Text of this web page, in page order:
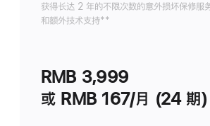
获得长达 2 年的不限次数的意外损坏保修服
和额外技术支持脚
**
RMB 3,999
或 RMB 167/月 (24 期)